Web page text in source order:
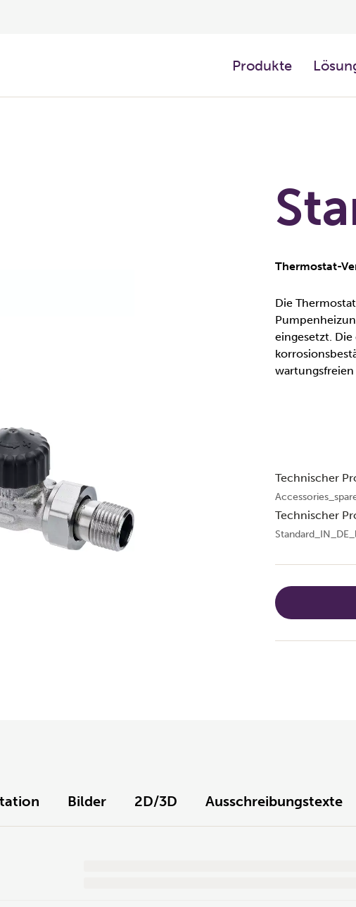
Produkte
Thermostat-
Die
eingesetzt.
wartungsfreien
Technischer
Technischer
Bilder 2D/3D Ausschreibungstexte